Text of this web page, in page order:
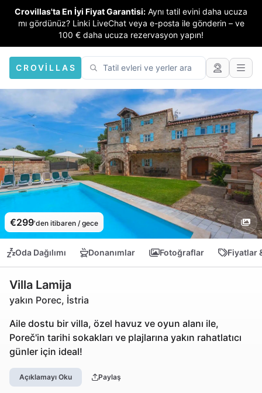
Crovillas'ta En İyi Fiyat Garantisi: Aynı tatil evini daha ucuza
mı gördünüz? Linki LiveChat veya e-posta ile gönderin – ve
100 € daha ucuza rezervasyon yapın!
CROVILLAS
€299'den itibaren / gece
Oda Dağılımı Donanımlar Fotoğraflar Fiyatlar
Villa Lamija
yakın Porec, İstria
Aile dostu bir villa, özel havuz ve oyun alanı ile,
Poreč'in tarihi sokakları ve plajlarına yakın rahatlatıcı
günler için ideal!
Açıklamayı Oku Paylaş